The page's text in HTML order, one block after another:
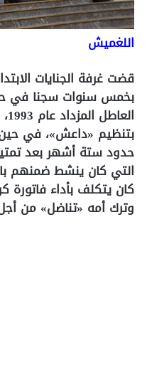
اللغميش
قضت غرفة الجنايات
بتنظيم «داعش»، في
حدود ستة أشهر بعد
التي كان ينشط ضمنهم
كان يتكلف بأداء فاتورة
وترك أمه «تناضل» من